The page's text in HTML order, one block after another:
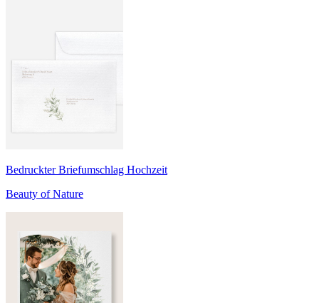
Bedruckter Briefumschlag Hochzeit
Beauty of Nature